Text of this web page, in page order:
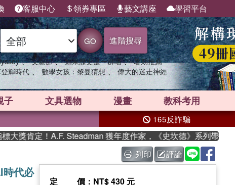
客服中心 領券專區 藝文講座 學習平台
GO 進階搜尋
、 父親節 、 如果歷史是一群喵 、 暑期推薦
輝時代 、 數學女孩：黎曼猜想 、 偉大的迷走神經
子 文具選物 漫畫 教科考用
165反詐騙
！A.F. Steadman 獲年度作家，《史坎德》系列帶你踏上熱血奇
列印 評論
時代必
定價 ：NT$ 430 元